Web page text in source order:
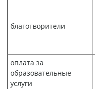
благотворители
оплата за
образовательные
услуги